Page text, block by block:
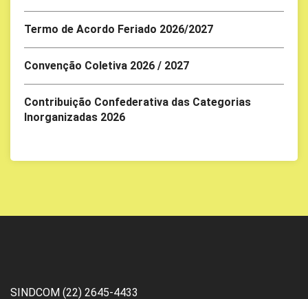
Termo de Acordo Feriado 2026/2027
Convenção Coletiva 2026 / 2027
Contribuição Confederativa das Categorias
Inorganizadas 2026
SINDCOM (22) 2645-4433